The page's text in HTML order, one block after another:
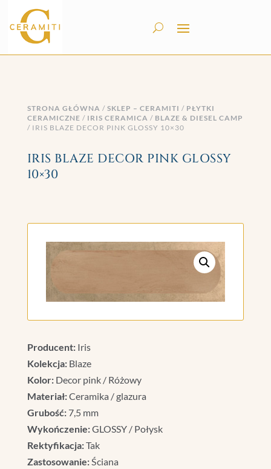
STRONA GŁÓWNA / SKLEP – CERAMITI / PŁYTKI
CERAMICZNE / IRIS CERAMICA / BLAZE & DIESEL CAMP
/ IRIS BLAZE DECOR PINK GLOSSY 10×30
IRIS BLAZE DECOR PINK GLOSSY
10×30
Producent:Iris
Kolekcja:Blaze
Kolor:Decor pink / Różowy
Materiał:Ceramika / glazura
Grubość:7,5 mm
Wykończenie:GLOSSY / Połysk
Rektyfikacja:Tak
Zastosowanie:Ściana